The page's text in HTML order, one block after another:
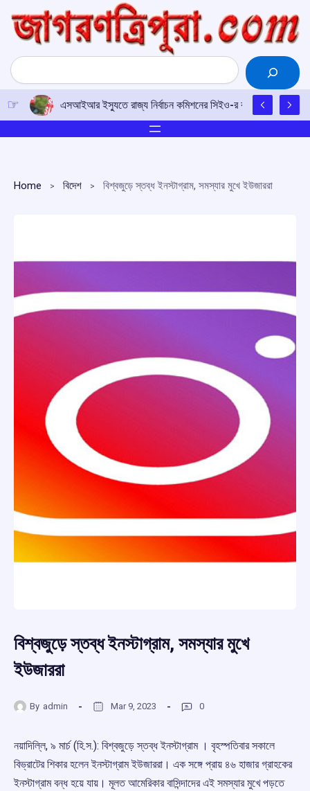
content
Search
এসআইআর ইস্যুতে রাজ্য নির্বাচন কমিশনের সিইও-র কাছে
Home বিদেশ বিশ্বজুড়ে স্তব্ধ ইনস্টাগ্রাম, সমস্যার মুখে ইউজাররা
বিশ্বজুড়ে স্তব্ধ ইনস্টাগ্রাম, সমস্যার মুখে
ইউজাররা
By admin Mar 9, 2023 0
নয়াদিল্লি, ৯ মার্চ (হি.স.): বিশ্বজুড়ে স্তব্ধ ইনস্টাগ্রাম । বৃহস্পতিবার সকালে
বিভ্রাটের শিকার হলেন ইনস্টাগ্রাম ইউজাররা। এক সঙ্গে প্রায় ৪৬ হাজার গ্রাহকের
ইনস্টাগ্রাম বন্ধ হয়ে যায়। মূলত আমেরিকার বাসিন্দাদের এই সমস্যার মুখে পড়তে